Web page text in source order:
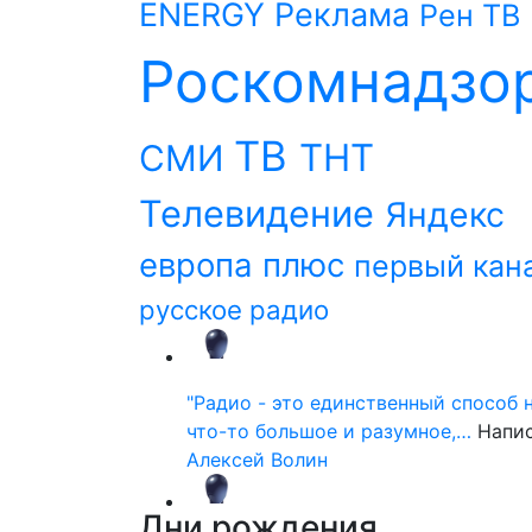
ENERGY Реклама Рен ТВ
СМИ ТВ ТНТ
Телевидение Яндекс
европа плюс первый
русское радио
"Радио - это единственный способ
что-то большое и разумное,…
Алексей Волин